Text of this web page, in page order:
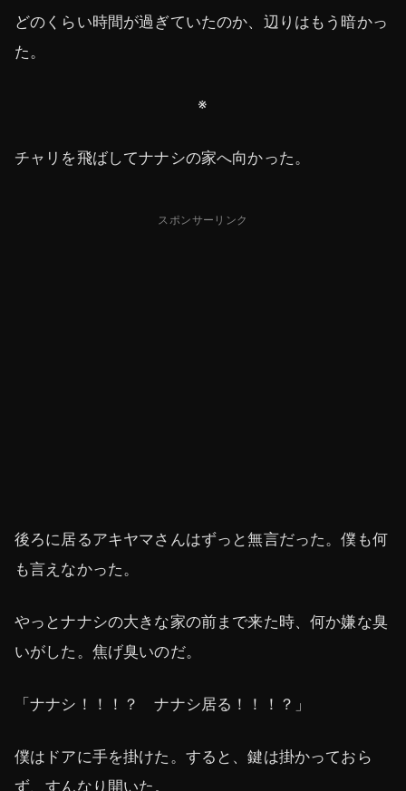
どのくらい時間が過ぎていたのか、辺りはもう暗かっ
た。
※
チャリを飛ばしてナナシの家へ向かった。
スポンサーリンク
後ろに居るアキヤマさんはずっと無言だった。僕も何
も言えなかった。
やっとナナシの大きな家の前まで来た時、何か嫌な臭
いがした。焦げ臭いのだ。
「ナナシ！！！？ ナナシ居る！！！？」
僕はドアに手を掛けた。すると、鍵は掛かっておら
ず、すんなり開いた。